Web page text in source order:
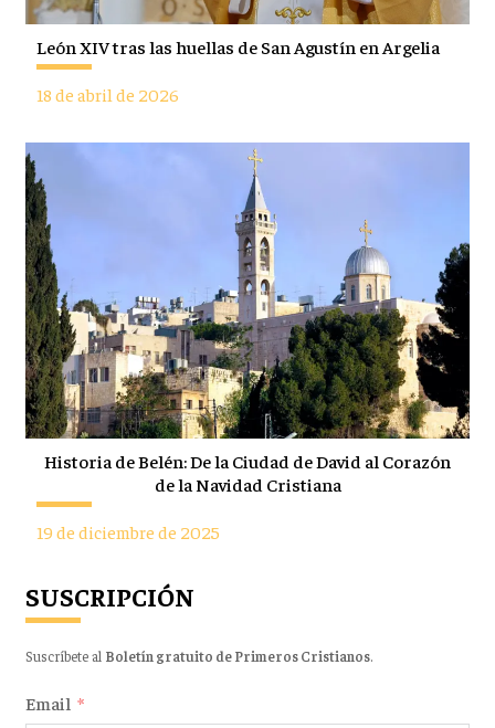
León XIV tras las huellas de San Agustín en Argelia
18 de abril de 2026
Historia de Belén: De la Ciudad de David al Corazón
de la Navidad Cristiana
19 de diciembre de 2025
SUSCRIPCIÓN
Suscríbete al Boletín gratuito de Primeros Cristianos.
Email